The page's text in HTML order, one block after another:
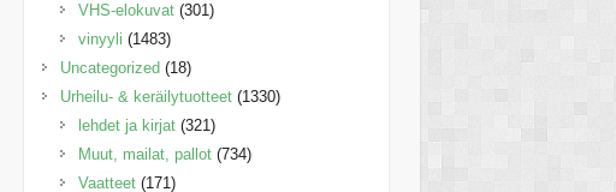
VHS-elokuvat (301)
vinyyli (1483)
Uncategorized (18)
Urheilu- & keräilytuotteet (1330)
lehdet ja kirjat (321)
Muut, mailat, pallot (734)
Vaatteet (171)